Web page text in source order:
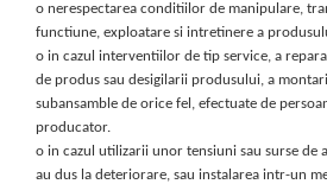
o nerespectarea conditiilor de manipulare,
functiune, exploatare si intretinere a
o in cazul interventiilor de tip service, a
de produs sau desigilarii produsului, a
subansamble de orice fel, efectuate de
producator.
o in cazul utilizarii unor tensiuni sau surse de
au dus la deteriorare, sau instalarea intr-un